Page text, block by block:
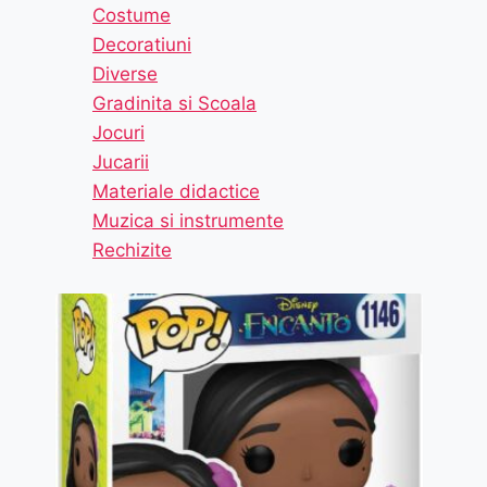
Costume
Decoratiuni
Diverse
Gradinita si Scoala
Jocuri
Jucarii
Materiale didactice
Muzica si instrumente
Rechizite